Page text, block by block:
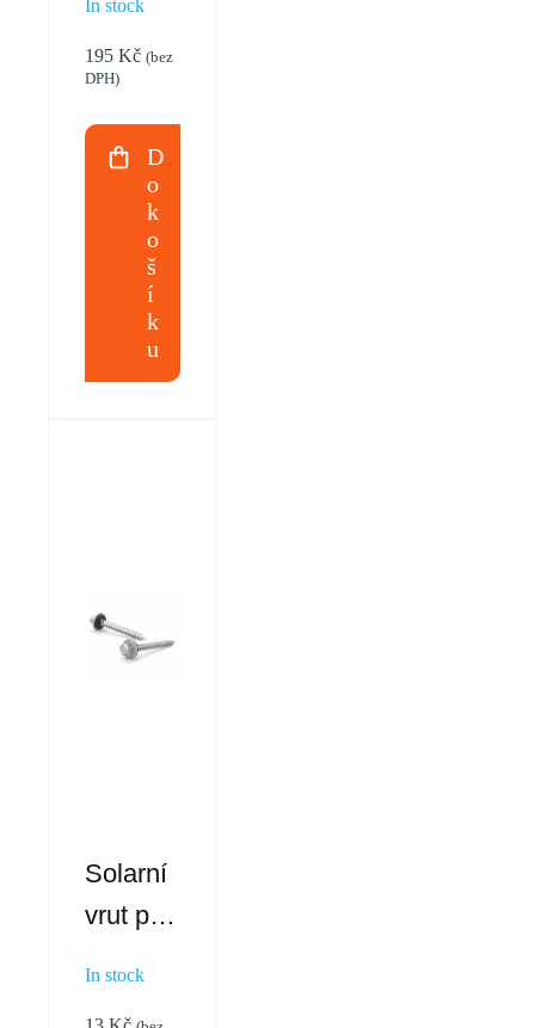
400524
In stock
195 Kč (bez
DPH)
D
o
k
o
š
í
k
u
Solarní
vrut pro
In stock